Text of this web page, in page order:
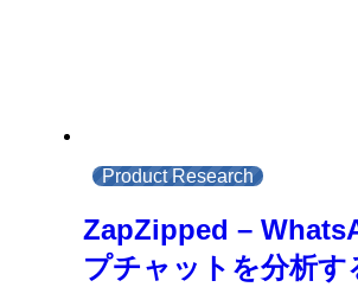
Product Research
ZapZipped –
プチャットを分析す